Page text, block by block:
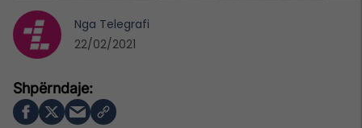
Nga Telegrafi
22/02/2021